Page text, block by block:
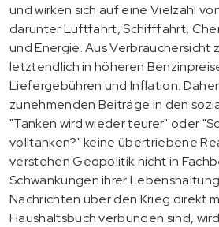
und wirken sich auf eine Vielzahl
darunter Luftfahrt, Schifffahrt,
und Energie. Aus Verbrauchersicht
letztendlich in höheren
Liefergebühren und Inflation.
zunehmenden Beiträge in den
"Tanken wird wieder teurer" oder
volltanken?" keine übertriebene
verstehen Geopolitik nicht in
Schwankungen ihrer
Nachrichten über den Krieg direkt
Haushaltsbuch verbunden sind,